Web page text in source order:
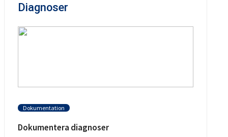
Diagnoser
Dokumentation
Dokumentera diagnoser